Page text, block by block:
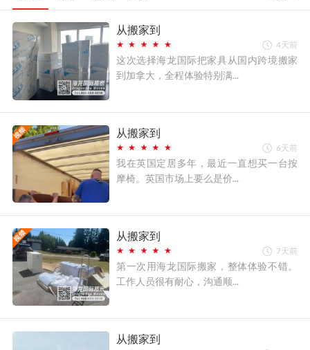
从搬家到
4天前
这次选择海龙国际把家具从国内跨境搬家
到加拿大，全程体验特别满...
从搬家到
6天前
我在英国定居多年，最近一直想买一台按
摩椅。英国市场上要么是价...
从搬家到
7天前
第一次用海龙国际搬家，整体体验不错。
工作人员很有耐心，沟通顺...
从搬家到